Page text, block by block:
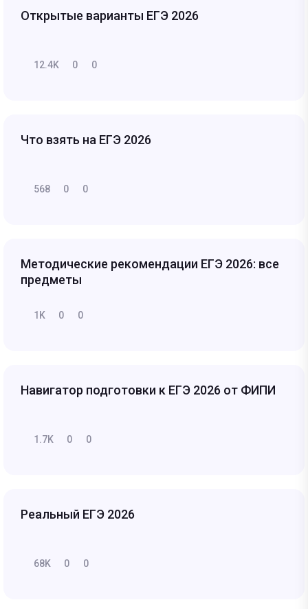
Открытые варианты ЕГЭ 2026
12.4K 0 0
Что взять на ЕГЭ 2026
568 0 0
Методические рекомендации ЕГЭ 2026: все
предметы
1K 0 0
Навигатор подготовки к ЕГЭ 2026 от ФИПИ
1.7K 0 0
Реальный ЕГЭ 2026
68K 0 0